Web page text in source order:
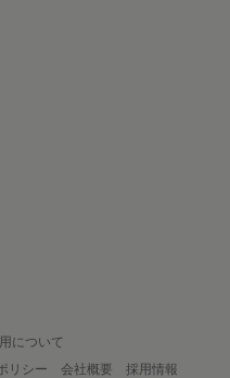
について
リシー 会社概要
採用情報